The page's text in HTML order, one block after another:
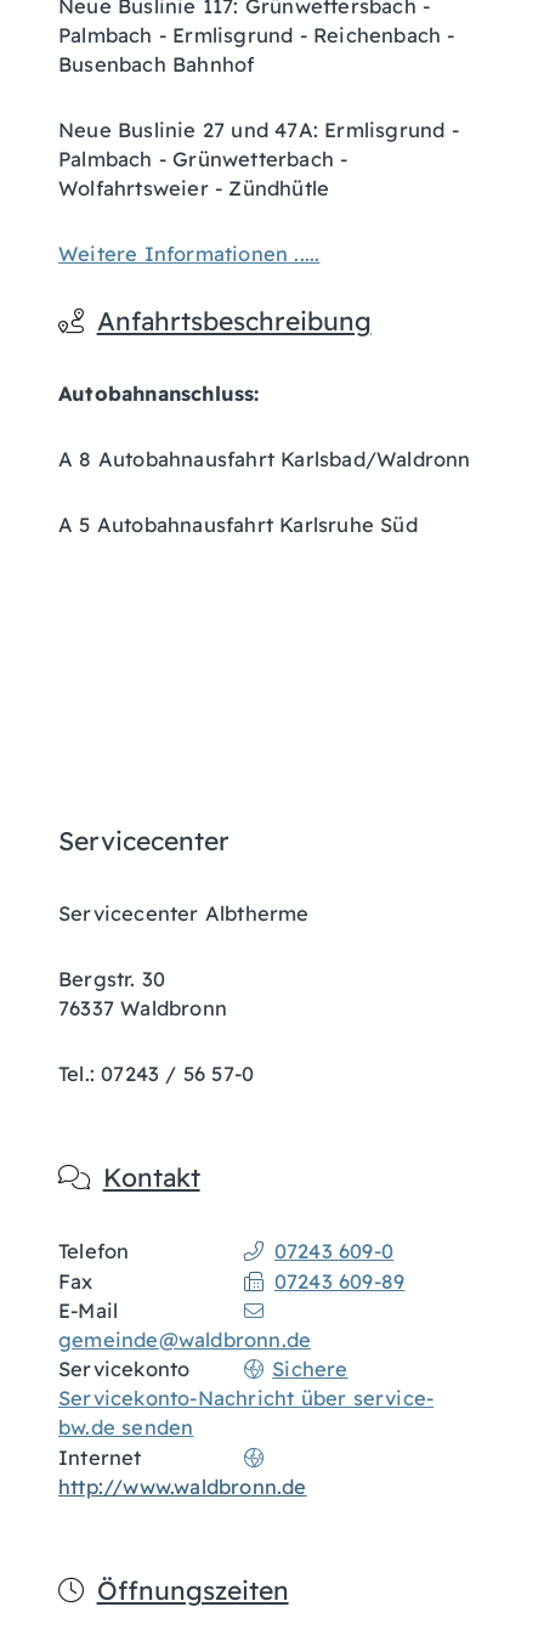
Neue Buslinie 117: Grünwettersbach -
Palmbach - Ermlisgrund - Reichenbach -
Busenbach Bahnhof
Neue Buslinie 27 und 47A: Ermlisgrund -
Palmbach - Grünwetterbach -
Wolfahrtsweier - Zündhütle
Weitere Informationen .....
Anfahrtsbeschreibung
Autobahnanschluss:
A 8 Autobahnausfahrt Karlsbad/Waldronn
A 5 Autobahnausfahrt Karlsruhe Süd
Servicecenter
Servicecenter Albtherme
Bergstr. 30
76337 Waldbronn
Tel.: 07243 / 56 57-0
Kontakt
Telefon
07243 609-0
Fax
07243 609-89
E-Mail
gemeinde@waldbronn.de
Servicekonto
Sichere
Servicekonto-Nachricht über service-
bw.de senden
Internet
http://www.waldbronn.de
Öffnungszeiten